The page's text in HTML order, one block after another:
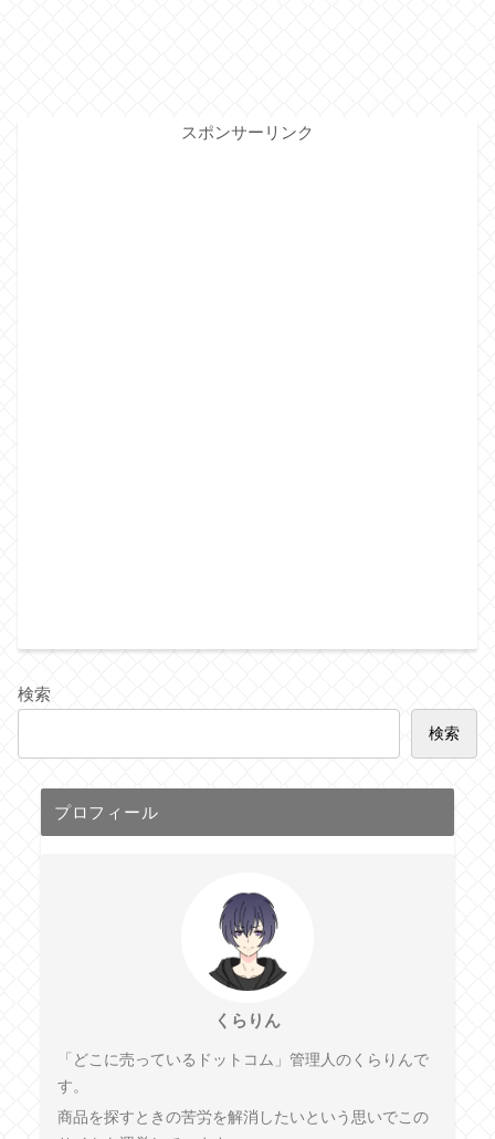
スポンサーリンク
検索
検索
プロフィール
くらりん
「どこに売っているドットコム」管理人のくらりんで
す。
商品を探すときの苦労を解消したいという思いでこの